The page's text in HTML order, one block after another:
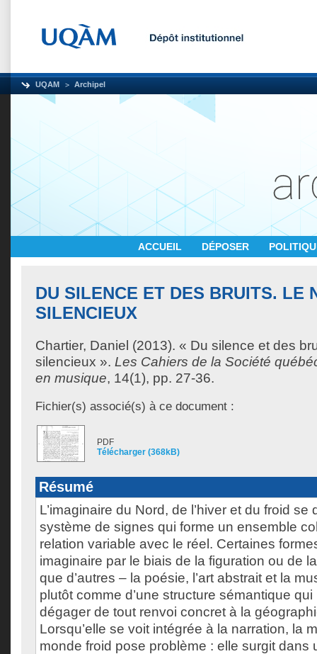
UQAM Archipel
ACCUEIL DÉPOSER
DU SILENCE ET DES BRUITS. LE
SILENCIEUX
Chartier, Daniel (2013). « Du silence et des
silencieux ». Les Cahiers de la Société
en musique, 14(1), pp. 27-36.
Fichier(s) associé(s) à ce document :
PDF
Télécharger (368kB)
Résumé
L’imaginaire du Nord, de l’hiver et du froid se
système de signes qui forme un ensemble
relation variable avec le réel. Certaines
imaginaire par le biais de la figuration ou de
que d’autres – la poésie, l’art abstrait et la
plutôt comme d’une structure sémantique
dégager de tout renvoi concret à la
Lorsqu’elle se voit intégrée à la narration, la
monde froid pose problème : elle surgit dans